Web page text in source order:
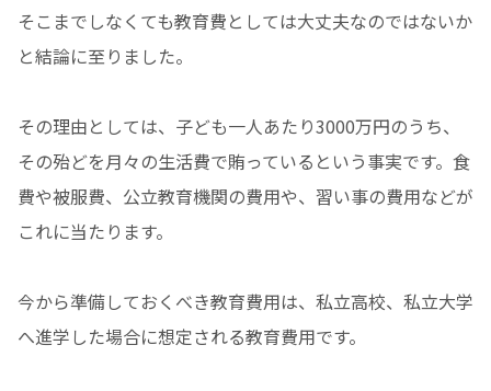
そこまでしなくても教育費としては大丈夫なのではないか
と結論に至りました。
その理由としては、子ども一人あたり3000万円のうち、
その殆どを月々の生活費で賄っているという事実です。食
費や被服費、公立教育機関の費用や、習い事の費用などが
これに当たります。
今から準備しておくべき教育費用は、私立高校、私立大学
へ進学した場合に想定される教育費用です。